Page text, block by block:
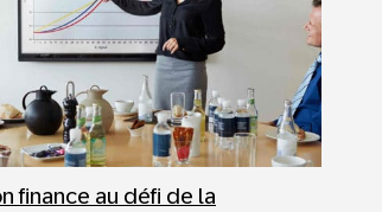
finance au défi de la